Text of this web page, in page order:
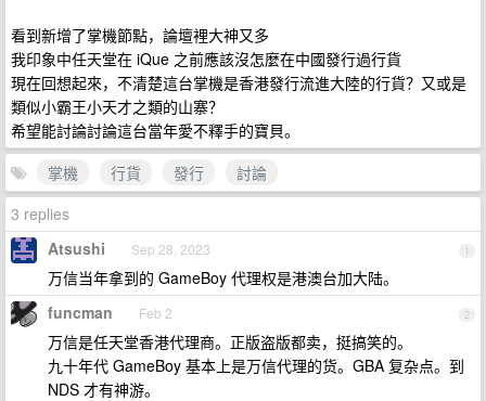
看到新增了掌機節點，論壇裡大神又多
我印象中任天堂在 iQue 之前應該沒怎麼在中國發行過行貨
現在回想起來，不清楚這台掌機是香港發行流進大陸的行貨？又或是
類似小霸王小天才之類的山寨？
希望能討論討論這台當年愛不釋手的寶貝。
掌機
行貨 發行
討論
3 replies
1
Atsushi Sep 28, 2023
万信当年拿到的 GameBoy 代理权是港澳台加大陆。
2
funcman Feb 2
万信是任天堂香港代理商。正版盗版都卖，挺搞笑的。
九十年代 GameBoy 基本上是万信代理的货。GBA 复杂点。到
NDS 才有神游。